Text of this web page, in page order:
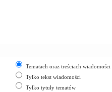
Tematach oraz treściach wiadomości
Tylko tekst wiadomości
Tylko tytuły tematów